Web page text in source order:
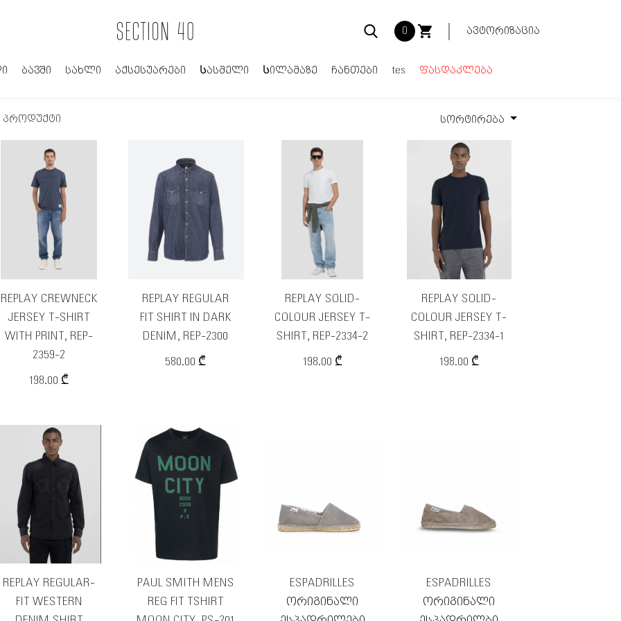
0 ავტორიზაცია
ბავში სახლი აქსესუარები Სასმელი Სილამაზე ჩანთები tes ფასდაკლება
კალათა ცარიელია
პროდუქტი სორტირება
REPLAY CREWNECK
JERSEY T-SHIRT
WITH PRINT, REP-
2359-2
198.00 ₾
REPLAY REGULAR
FIT SHIRT IN DARK
DENIM, REP-2300
580.00 ₾
REPLAY SOLID-
COLOUR JERSEY T-
SHIRT, REP-2334-2
198.00 ₾
REPLAY SOLID-
COLOUR JERSEY T-
SHIRT, REP-2334-1
198.00 ₾
REPLAY REGULAR-
FIT WESTERN
PAUL SMITH MENS
REG FIT TSHIRT
ESPADRILLES
ᲝᲠᲘᲒᲘᲜᲐᲚᲘ
ESPADRILLES
ᲝᲠᲘᲒᲘᲜᲐᲚᲘ